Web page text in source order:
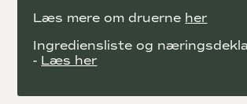
Læs mere om druerne her
Ingrediensliste og
- Læs her